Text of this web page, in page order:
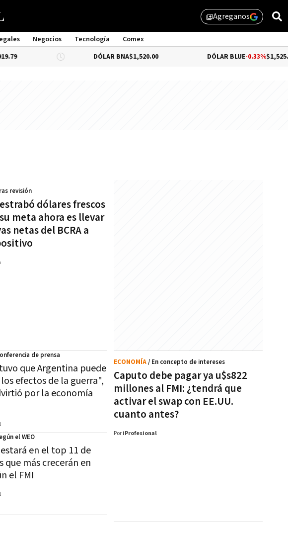
library_addAgreganos
Negocios Tecnología
Comex
DÓLAR BNA $1,520.00 DÓLAR BLUE-0.33%$1,525.00
dólares frescos
meta ahora es llevar
netas del BCRA a
revisión
que Argentina puede
efectos de la guerra",
por la economía
de prensa
en el top 11 de
que más crecerán en
el FMI
el WEO
Caputo debe pagar ya u$s822
millones al FMI: ¿tendrá que
activar el swap con EE.UU.
cuanto antes?
ECONOMÍA/ En concepto de intereses
Por iProfesional